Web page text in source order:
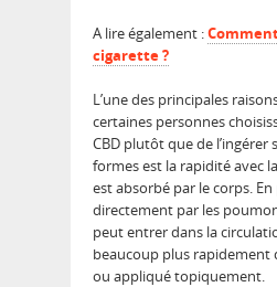
A lire également :
cigarette ?
L’une des principales
certaines personnes
CBD plutôt que de l’ingérer
formes est la rapidité avec
est absorbé par le corps.
directement par les
peut entrer dans la
beaucoup plus rapidement
ou appliqué topiquement.